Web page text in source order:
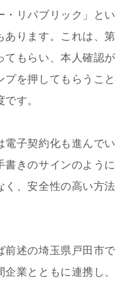
・リパブリック」とい
あります。これは、第
てもらい、本人確認が
を押してもらうこと
す。
電子契約化も進んでい
書きのサインのように
く、安全性の高い方法
前述の埼玉県戸田市で
業とともに連携し、